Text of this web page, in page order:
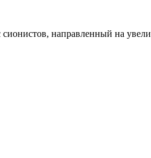
направленный на